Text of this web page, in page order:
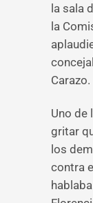
la sala
la
Carazo.
Uno de
gritar
los
contra